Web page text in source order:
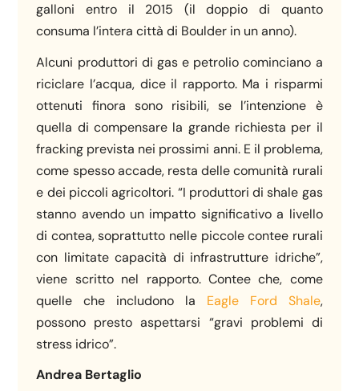
galloni entro il 2015 (il doppio di quanto
consuma l’intera città di Boulder in un anno).
Alcuni produttori di gas e petrolio cominciano a
riciclare l’acqua, dice il rapporto. Ma i risparmi
ottenuti finora sono risibili, se l’intenzione è
quella di compensare la grande richiesta per il
fracking prevista nei prossimi anni. E il problema,
come spesso accade, resta delle comunità rurali
e dei piccoli agricoltori. “I produttori di shale gas
stanno avendo un impatto significativo a livello
di contea, soprattutto nelle piccole contee rurali
con limitate capacità di infrastrutture idriche”,
viene scritto nel rapporto. Contee che, come
quelle che includono la Eagle Ford Shale,
possono presto aspettarsi “gravi problemi di
stress idrico”.
Andrea Bertaglio